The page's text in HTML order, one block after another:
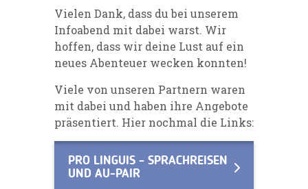
Vielen Dank, dass du bei unserem
Infoabend mit dabei warst. Wir
hoffen, dass wir deine Lust auf ein
neues Abenteuer wecken konnten!
Viele von unseren Partnern waren
mit dabei und haben ihre Angebote
präsentiert. Hier nochmal die Links:
PRO LINGUIS - SPRACHREISEN
UND AU-PAIR